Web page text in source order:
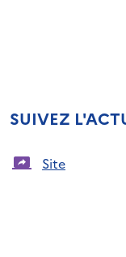
SUIVEZ
Site